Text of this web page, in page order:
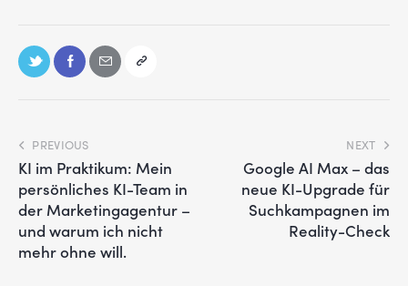
PREVIOUS
KI im Praktikum: Mein
persönliches KI-Team in
der Marketingagentur –
und warum ich nicht
mehr ohne will.
NEXT
Google AI Max – das
neue KI-Upgrade für
Suchkampagnen im
Reality-Check